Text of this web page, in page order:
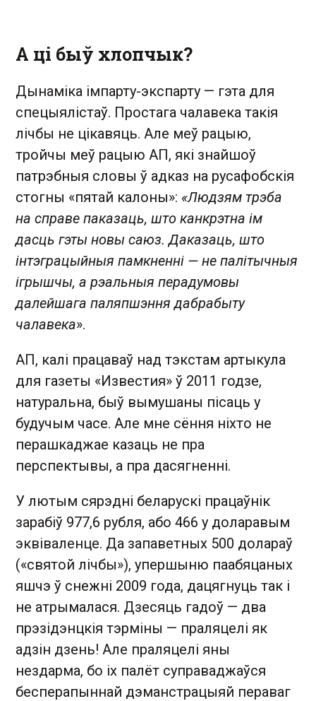
А ці быў хлопчык?
Дынаміка імпарту-экспарту — гэта для
спецыялістаў. Простага чалавека такія
лічбы не цікавяць. Але меў рацыю,
тройчы меў рацыю АП, які знайшоў
патрэбныя словы ў адказ на русафобскія
стогны «пятай калоны»: «Людзям трэба
на справе паказаць, што канкрэтна ім
дасць гэты новы саюз. Даказаць, што
інтэграцыйныя памкненні — не палітычныя
ігрышчы, а рэальныя перадумовы
далейшага паляпшэння дабрабыту
чалавека».
АП, калі працаваў над тэкстам артыкула
для газеты «Известия» ў 2011 годзе,
натуральна, быў вымушаны пісаць у
будучым часе. Але мне сёння ніхто не
перашкаджае казаць не пра
перспектывы, а пра дасягненні.
У лютым сярэдні беларускі працаўнік
зарабіў 977,6 рубля, або 466 у доларавым
эквіваленце. Да запаветных 500 долараў
(«святой лічбы»), упершыню паабяцаных
яшчэ ў снежні 2009 года, дацягнуць так і
не атрымалася. Дзесяць гадоў — два
прэзідэнцкія тэрміны — праляцелі як
адзін дзень! Але праляцелі яны
нездарма, бо іх палёт суправаджаўся
бесперапыннай дэманстрацыяй пераваг